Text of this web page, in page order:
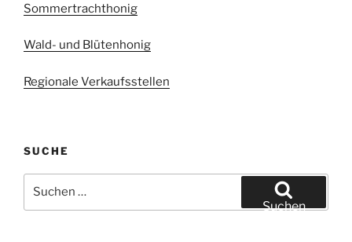
Sommertrachthonig
Wald- und Blütenhonig
Regionale Verkaufsstellen
SUCHE
nach:
Suchen